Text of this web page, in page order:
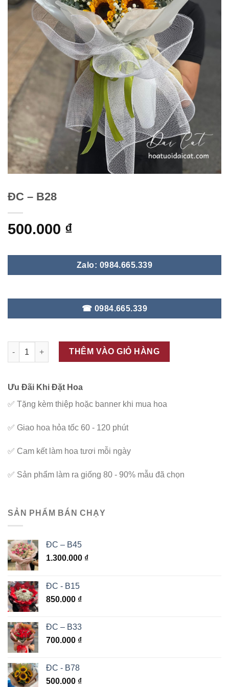
ĐC – B28
500.000 ₫
Zalo: 0984.665.339
☎ 0984.665.339
ĐC – B28 số lượng
THÊM VÀO GIỎ HÀNG
Ưu Đãi Khi Đặt Hoa
✅ Tặng kèm thiệp hoặc banner khi mua hoa
✅ Giao hoa hỏa tốc 60 - 120 phút
✅ Cam kết làm hoa tươi mỗi ngày
✅ Sản phẩm làm ra giống 80 - 90% mẫu đã chọn
SẢN PHẨM BÁN CHẠY
ĐC – B45
1.300.000 ₫
ĐC - B15
850.000 ₫
ĐC – B33
700.000 ₫
ĐC - B78
500.000 ₫